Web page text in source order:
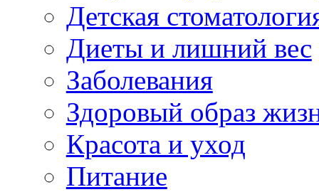
Детская
Диеты и лишний вес
Заболевания
Здоровый образ
Красота и уход
Питание